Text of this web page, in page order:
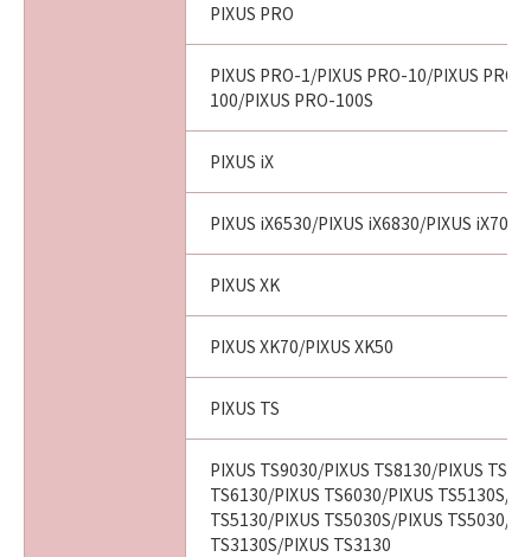
PIXUS PRO
PIXUS PRO-1/PIXUS PRO-10/PIXUS PRO-
100/PIXUS PRO-100S
PIXUS iX
PIXUS iX6530/PIXUS iX6830/PIXUS iX7000
PIXUS XK
PIXUS XK70/PIXUS XK50
PIXUS TS
PIXUS TS9030/PIXUS TS8130/PIXUS
TS6130/PIXUS TS6030/PIXUS TS5130S/
TS5130/PIXUS TS5030S/PIXUS TS5030/
TS3130S/PIXUS TS3130